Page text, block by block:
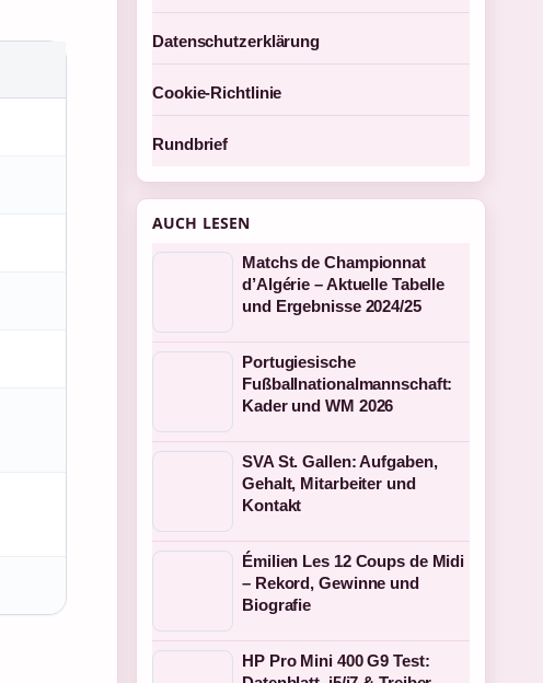
Datenschutzerklärung
Cookie-Richtlinie
Rundbrief
AUCH LESEN
Matchs de Championnat
d’Algérie – Aktuelle Tabelle
und Ergebnisse 2024/25
Portugiesische
Fußballnationalmannschaft:
Kader und WM 2026
SVA St. Gallen: Aufgaben,
Gehalt, Mitarbeiter und
Kontakt
Émilien Les 12 Coups de Midi
– Rekord, Gewinne und
Biografie
HP Pro Mini 400 G9 Test: